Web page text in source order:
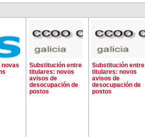
novas
Substitución entre
titulares: novos
avisos de
desocupación de
postos
Substitución entre
titulares: novos
avisos de
desocupación de
postos